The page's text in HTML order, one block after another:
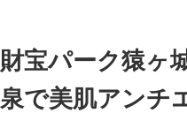
財宝パーク猿ヶ
泉で美肌アンチ